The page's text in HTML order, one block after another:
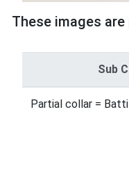
These images
Sub
Partial collar =